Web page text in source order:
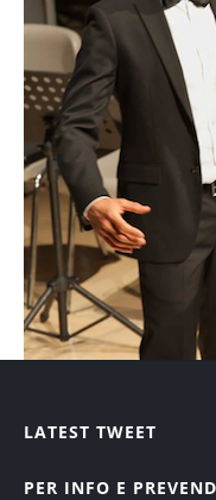
Amici del Festival
Trasparenza
Sign In
LATEST TWEET
PER INFO E